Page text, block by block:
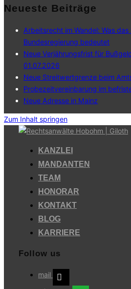
Neueste Beiträge
Arbeitsrecht im Wandel: Was
Bundesregierung bedeutet
Neue Verjährungsfrist für
01.07.2026
Neue Streitwertgrenze beim
Probezeitvereinbarung im
Neue Adresse in Mainz
Zum Inhalt springen
KANZLEI
MANDANTEN
TEAM
HONORAR
KONTAKT
BLOG
KARRIERE
Follow us
mail